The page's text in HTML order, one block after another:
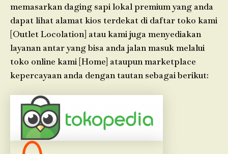
memasarkan daging sapi lokal premium yang anda
dapat lihat alamat kios terdekat di daftar toko kami
[Outlet Locolation] atau kami juga menyediakan
layanan antar yang bisa anda jalan masuk melalui
toko online kami [Home] ataupun marketplace
kepercayaan anda dengan tautan sebagai berikut: